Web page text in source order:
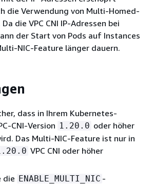
die Verwendung von Multi-Homed-
die VPC CNI IP-Adressen bei
der Start von Pods auf Instances
NIC-Feature länger dauern.
dass in Ihrem Kubernetes-
CNI-Version 1.20.0 oder höher
Das Multi-NIC-Feature ist nur in
VPC CNI oder höher
die ENABLE_MULTI_NIC -